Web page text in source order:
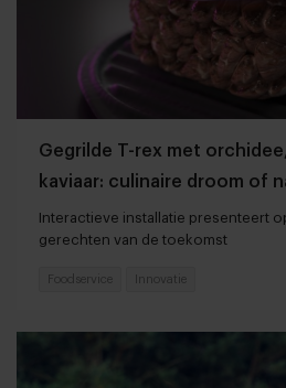
Gegrilde T-rex met
kaviaar: culinaire droom of
Interactieve installatie presenteert
gerechten van de toekomst
Foodservice Innovatie